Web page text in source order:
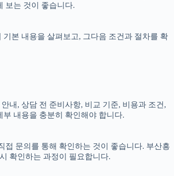
보는 것이 좋습니다.
본 내용을 살펴보고, 그다음 조건과 절차를 확
내, 상담 전 준비사항, 비교 기준, 비용과 조건,
내용을 충분히 확인해야 합니다.
접 문의를 통해 확인하는 것이 좋습니다. 부산흥
확인하는 과정이 필요합니다.